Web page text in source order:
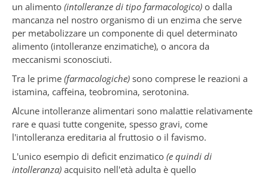
un alimento (intolleranze di tipo farmacologico) o dalla
mancanza nel nostro organismo di un enzima che serve
per metabolizzare un componente di quel determinato
alimento (intolleranze enzimatiche), o ancora da
meccanismi sconosciuti.
Tra le prime (farmacologiche) sono comprese le reazioni a
istamina, caffeina, teobromina, serotonina.
Alcune intolleranze alimentari sono malattie relativamente
rare e quasi tutte congenite, spesso gravi, come
l'intolleranza ereditaria al fruttosio o il favismo.
L'unico esempio di deficit enzimatico (e quindi di
intolleranza) acquisito nell'età adulta è quello